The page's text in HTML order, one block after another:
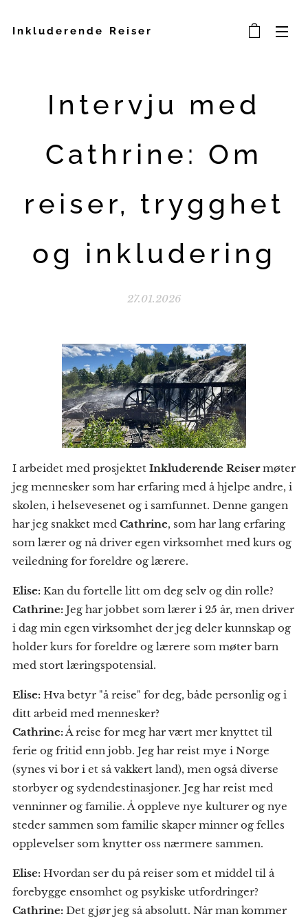
Inkluderende Reiser
Intervju med
Cathrine: Om
reiser, trygghet
og inkludering
27.01.2026
I arbeidet med prosjektet Inkluderende Reisermøter
jeg mennesker som har erfaring med å hjelpe andre, i
skolen, i helsevesenet og i samfunnet. Denne gangen
har jeg snakket med Cathrine, som har lang erfaring
som lærer og nå driver egen virksomhet med kurs og
veiledning for foreldre og lærere.
Elise: Kan du fortelle litt om deg selv og din rolle?
Cathrine: Jeg har jobbet som lærer i 25 år, men driver
i dag min egen virksomhet der jeg deler kunnskap og
holder kurs for foreldre og lærere som møter barn
med stort læringspotensial.
Elise: Hva betyr "å reise" for deg, både personlig og i
ditt arbeid med mennesker?
Cathrine: Å reise for meg har vært mer knyttet til
ferie og fritid enn jobb. Jeg har reist mye i Norge
(synes vi bor i et så vakkert land), men også diverse
storbyer og sydendestinasjoner. Jeg har reist med
venninner og familie. Å oppleve nye kulturer og nye
steder sammen som familie skaper minner og felles
opplevelser som knytter oss nærmere sammen.
Elise: Hvordan ser du på reiser som et middel til å
forebygge ensomhet og psykiske utfordringer?
Cathrine: Det gjør jeg så absolutt. Når man kommer